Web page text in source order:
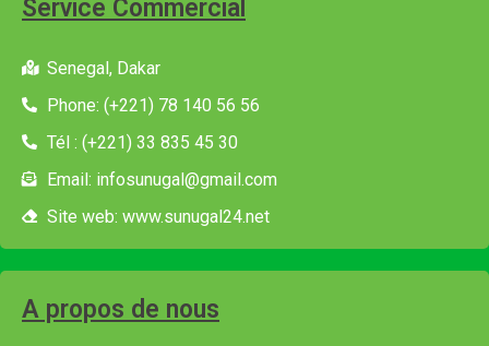
Service Commercial
Senegal, Dakar
Phone: (+221) 78 140 56 56
Tél : (+221) 33 835 45 30
Email: infosunugal@gmail.com
Site web: www.sunugal24.net
A propos de nous